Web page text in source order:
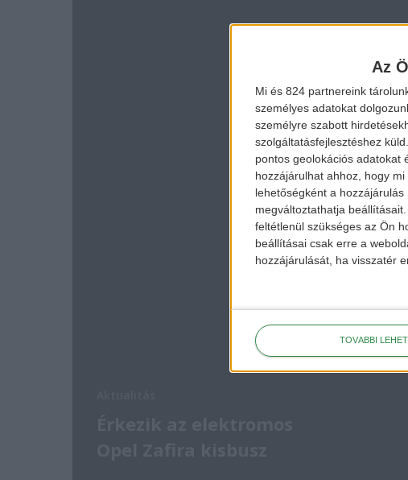
Az
Mi és 824 partnereink
személyes adatokat
személyre szabott
szolgáltatásfejlesztéshez küld.
pontos geolokációs adatokat
hozzájárulhat ahhoz, hogy
lehetőségként a
megváltoztathatja beállításait.
feltétlenül szükséges az Ön
beállításai csak erre a
hozzájárulását, ha visszatér
TOVÁBBI